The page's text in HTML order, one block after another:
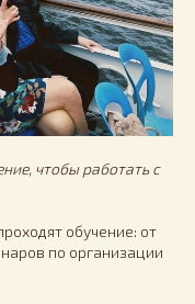
чтобы работать с
обучение: от
по организации